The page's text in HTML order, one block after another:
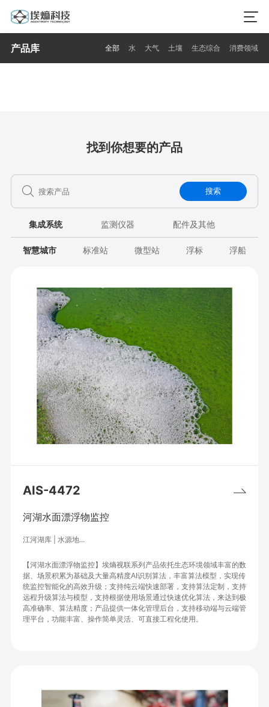
产品库 全部 水 大气 土壤 生态综合 消费领域
找到你想要的产品
搜索
集成系统 监测仪器 配件及其他
智慧城市 标准站 微型站 浮标 浮船
AIS-4472
河湖水面漂浮物监控
江河湖库 | 水源地...
【河湖水面漂浮物监控】埃熵视联系列产品依托生态环境领域丰富的数
据、场景积累为基础及大量高精度AI识别算法，丰富算法模型，实现传
统监控智能化的高效升级； 支持纯云端快速部署，支持算法定制，支持
远程升级算法与模型，支持根据使用场景通过快速优化算法，来达到极
高准确率、算法精度； 产品提供一体化管理后台，支持移动端与云端管
理平台，功能丰富、操作简单灵活、可直接工程化使用。